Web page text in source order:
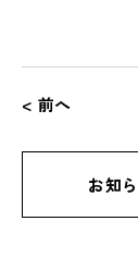
< 前へ
お知